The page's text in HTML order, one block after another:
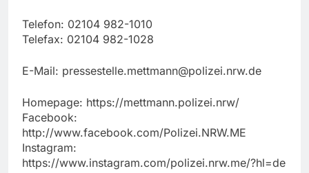
Telefon: 02104 982-1010
Telefax: 02104 982-1028
E-Mail: pressestelle.mettmann@polizei.nrw.de
Homepage: https://mettmann.polizei.nrw/
Facebook:
http://www.facebook.com/Polizei.NRW.ME
Instagram:
https://www.instagram.com/polizei.nrw.me/?hl=de